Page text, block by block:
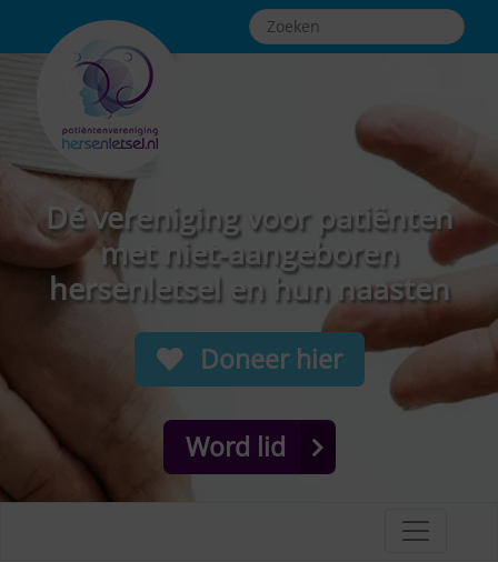
Dé vereniging voor patiënten
met niet-aangeboren
hersenletsel en hun naasten
Doneer hier
Word lid